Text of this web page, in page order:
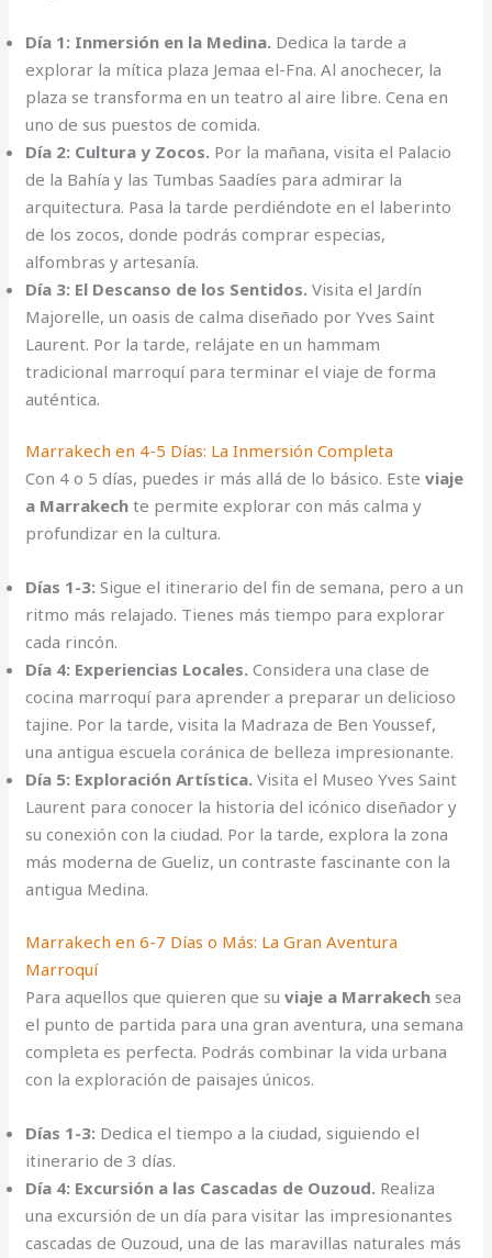
Día 1: Inmersión en la Medina. Dedica la tarde a
explorar la mítica plaza Jemaa el-Fna. Al anochecer, la
plaza se transforma en un teatro al aire libre. Cena en
uno de sus puestos de comida.
Día 2: Cultura y Zocos. Por la mañana, visita el Palacio
de la Bahía y las Tumbas Saadíes para admirar la
arquitectura. Pasa la tarde perdiéndote en el laberinto
de los zocos, donde podrás comprar especias,
alfombras y artesanía.
Día 3: El Descanso de los Sentidos. Visita el Jardín
Majorelle, un oasis de calma diseñado por Yves Saint
Laurent. Por la tarde, relájate en un hammam
tradicional marroquí para terminar el viaje de forma
auténtica.
Marrakech en 4-5 Días: La Inmersión Completa
Con 4 o 5 días, puedes ir más allá de lo básico. Esteviaje
a Marrakech te permite explorar con más calma y
profundizar en la cultura.
Días 1-3: Sigue el itinerario del fin de semana, pero a un
ritmo más relajado. Tienes más tiempo para explorar
cada rincón.
Día 4: Experiencias Locales. Considera una clase de
cocina marroquí para aprender a preparar un delicioso
tajine. Por la tarde, visita la Madraza de Ben Youssef,
una antigua escuela coránica de belleza impresionante.
Día 5: Exploración Artística. Visita el Museo Yves Saint
Laurent para conocer la historia del icónico diseñador y
su conexión con la ciudad. Por la tarde, explora la zona
más moderna de Gueliz, un contraste fascinante con la
antigua Medina.
Marrakech en 6-7 Días o Más: La Gran Aventura
Marroquí
Para aquellos que quieren que suviaje a Marrakech sea
el punto de partida para una gran aventura, una semana
completa es perfecta. Podrás combinar la vida urbana
con la exploración de paisajes únicos.
Días 1-3: Dedica el tiempo a la ciudad, siguiendo el
itinerario de 3 días.
Día 4: Excursión a las Cascadas de Ouzoud. Realiza
una excursión de un día para visitar las impresionantes
cascadas de Ouzoud, una de las maravillas naturales más